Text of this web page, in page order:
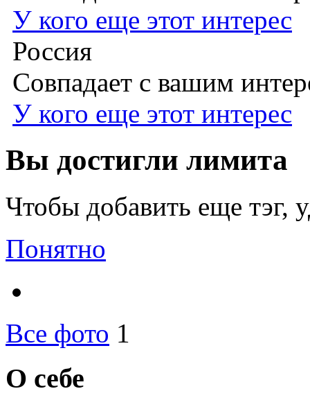
У кого еще этот интерес
Россия
Совпадает с вашим
У кого еще этот интерес
Вы достигли лимита
Чтобы добавить еще тэг,
Понятно
Все фото 1
О себе